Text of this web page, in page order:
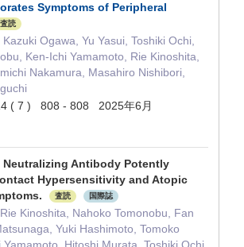
Symptoms of Peripheral
査読
Ogawa, Yu Yasui, Toshiki Ochi,
Ken-Ichi Yamamoto, Rie Kinoshita,
Nakamura, Masahiro Nishibori,
( 7 ) 808 - 808 2025年6月
Neutralizing Antibody Potently
Hypersensitivity and Atopic
査読 国際誌
Kinoshita, Nahoko Tomonobu, Fan
Yuki Hashimoto, Tomoko